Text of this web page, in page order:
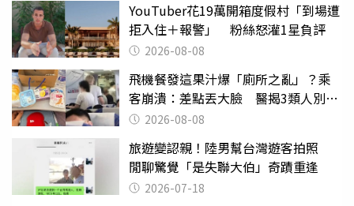
YouTuber花19萬開箱度假村「到場遭
拒入住＋報警」 粉絲怒灌1星負評
2026-08-08
飛機餐發這果汁爆「廁所之亂」？乘
客崩潰：差點丟大臉 醫揭3類人別亂
喝 2026-08-08
旅遊變認親！陸男幫台灣遊客拍照
閒聊驚覺「是失聯大伯」奇蹟重逢
2026-07-18